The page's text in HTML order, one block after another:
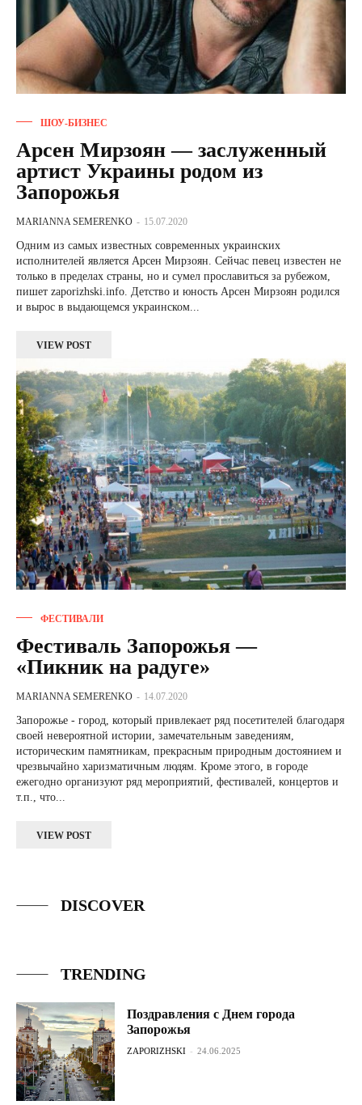
ШОУ-БИЗНЕС
Арсен Мирзоян — заслуженный
артист Украины родом из
Запорожья
MARIANNA SEMERENKO - 15.07.2020
Одним из самых известных современных украинских
исполнителей является Арсен Мирзоян. Сейчас певец известен не
только в пределах страны, но и сумел прославиться за рубежом,
пишет zaporizhski.info. Детство и юность Арсен Мирзоян родился
и вырос в выдающемся украинском...
VIEW POST
ФЕСТИВАЛИ
Фестиваль Запорожья —
«Пикник на радуге»
MARIANNA SEMERENKO - 14.07.2020
Запорожье - город, который привлекает ряд посетителей благодаря
своей невероятной истории, замечательным заведениям,
историческим памятникам, прекрасным природным достоянием и
чрезвычайно харизматичным людям. Кроме этого, в городе
ежегодно организуют ряд мероприятий, фестивалей, концертов и
т.п., что...
VIEW POST
DISCOVER
TRENDING
Поздравления с Днем города
Запорожья
ZAPORIZHSKI - 24.06.2025